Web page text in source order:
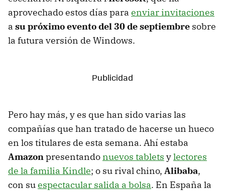
aprovechado estos días para enviar invitaciones
a su próximo evento del 30 de septiembre sobre
la futura versión de Windows.
Pero hay más, y es que han sido varias las
compañías que han tratado de hacerse un hueco
en los titulares de esta semana. Ahí estaba
Amazonpresentando nuevos tablets ylectores
de la familia Kindle; o su rival chino, Alibaba,
con suespectacular salida a bolsa. En España la